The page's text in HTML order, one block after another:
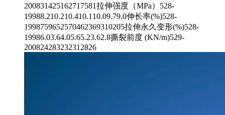
200831425162717581拉伸强度（MPa）528-
19988.210.210.410.110.09.79.0伸长率(%)528-
1998759652570462369310205拉伸永久变形(%)528-
19986.03.64.05.65.23.62.8撕裂前度 (KN/m)529-
200824283232312826